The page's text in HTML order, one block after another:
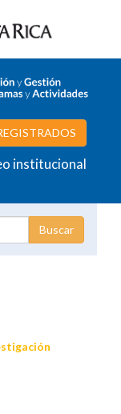
institucional